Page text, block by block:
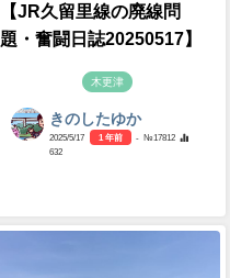
【JR久留里線の廃線問
題・奮闘日誌20250517】
木更津
きのしたゆか
2025/5/17 1 年前
- №17812
632